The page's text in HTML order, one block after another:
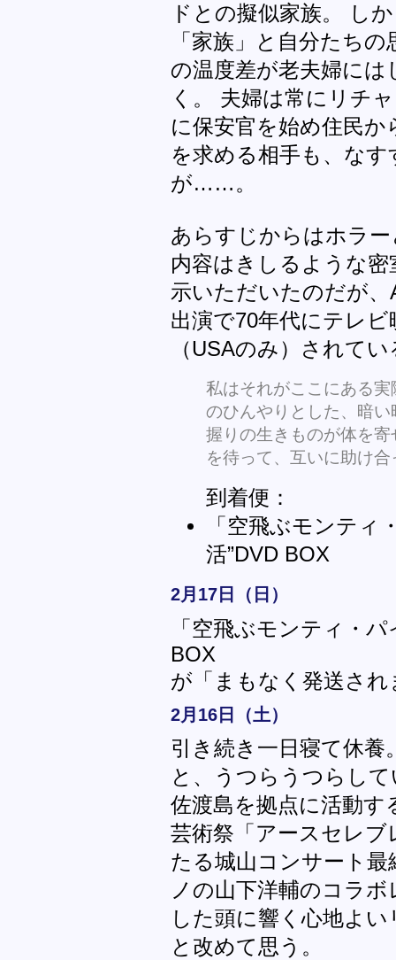
ドとの擬似家族。 し
「家族」と自分たち
の温度差が老夫婦に
く。 夫婦は常にリチ
に保安官を始め住民
を求める相手も、な
が……。
あらすじからはホラ
内容はきしるような
示いただいたのだが、
出演で70年代にテレ
（USAのみ）されて
私はそれがここにある
のひんやりとした、暗
握りの生きものが体を
を待って、互いに助け
到着便：
「空飛ぶモンティ
活”DVD BOX
2月17日（日）
「空飛ぶモンティ・
BOX
が「まもなく発送され
2月16日（土）
引き続き一日寝て休
と、うつらうつらし
佐渡島を拠点に活動す
芸術祭「アースセレブ
たる城山コンサート
ノの山下洋輔のコラ
した頭に響く心地よ
と改めて思う。